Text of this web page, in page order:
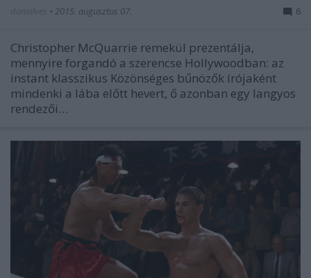
• 2015. augusztus 07. 6
Christopher McQuarrie remekül prezentálja,
mennyire forgandó a szerencse Hollywoodban: az
instant klasszikus Közönséges bűnözők írójaként
mindenki a lába előtt hevert, ő azonban egy langyos
rendezői…